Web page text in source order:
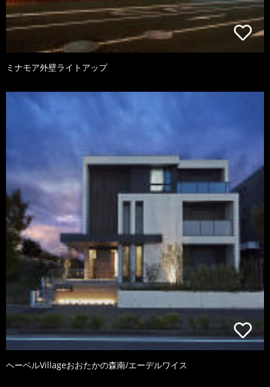
ミナモア外壁ライトアップ
ヘーベルVillageおおたかの森南/エーデルワイス